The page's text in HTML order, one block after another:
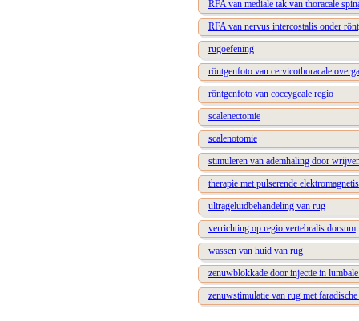
RFA van mediale tak van thoracale
RFA van nervus intercostalis onder
rugoefening
röntgenfoto van cervicothoracale
röntgenfoto van coccygeale regio
scalenectomie
scalenotomie
stimuleren van ademhaling door
therapie met pulserende
ultrageluidbehandeling van rug
verrichting op regio vertebralis dorsum
wassen van huid van rug
zenuwblokkade door injectie in
zenuwstimulatie van rug met